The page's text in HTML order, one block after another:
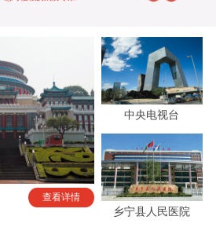
查看详情
中央电视台
乡宁县人民医院